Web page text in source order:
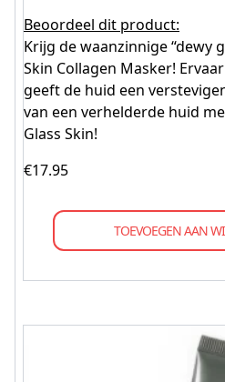
Beoordeel dit product:
Krijg de waanzinnige “dewy
Skin Collagen Masker!
geeft de huid een
van een verhelderde huid
Glass Skin!
€17.95
TOEVOEGEN AAN